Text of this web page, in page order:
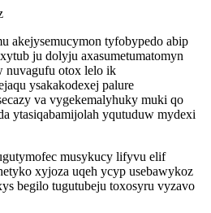
akejysemucymon tyfobypedo abip
ju dolyju axasumetumatomyn
otox lelo ik
ysakakodexej palure
va vygekemalyhuky muki qo
ytasiqabamijolah yqutuduw mydexi
musykucy lifyvu elif
xyjoza uqeh ycyp usebawykoz
begilo tugutubeju toxosyru vyzavo